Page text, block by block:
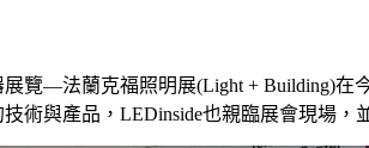
覽—法蘭克福照明展(Light + Building)
術與產品，LEDinside也親臨展會現場